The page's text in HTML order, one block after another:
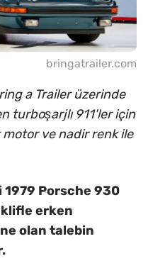
bringatrailer.com
a Trailer üzerinde
turboşarjlı 911'ler için
ve nadir renk ile
Porsche 930
erken
olan talebin